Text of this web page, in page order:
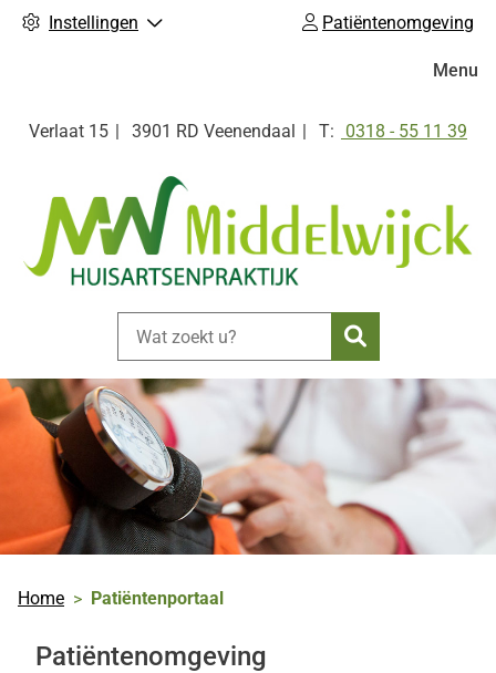
Instellingen Patiëntenomgeving
Verlaat 15 3901 RD Veenendaal Tel:
0318 - 55 11 39
Zoeken
Menu
Home Patiëntenportaal
Patiëntenomgeving